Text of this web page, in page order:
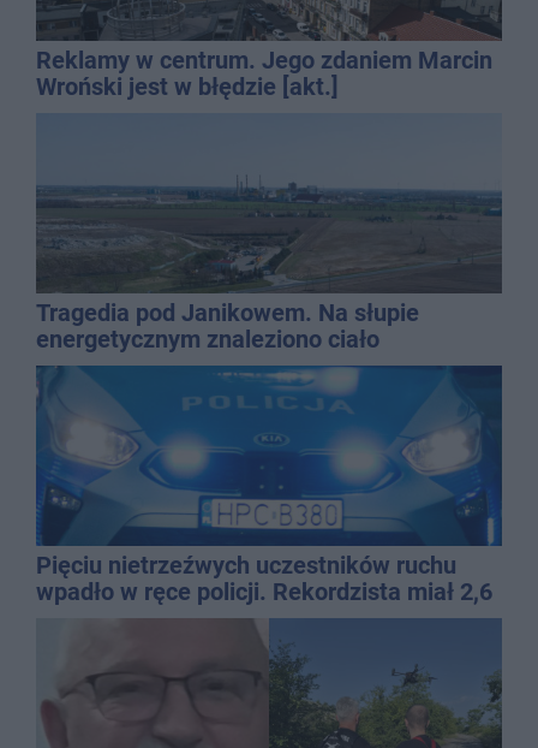
Reklamy w centrum. Jego zdaniem Marcin
Wroński jest w błędzie [akt.]
Tragedia pod Janikowem. Na słupie
energetycznym znaleziono ciało
mężczyzny
Pięciu nietrzeźwych uczestników ruchu
wpadło w ręce policji. Rekordzista miał 2,6